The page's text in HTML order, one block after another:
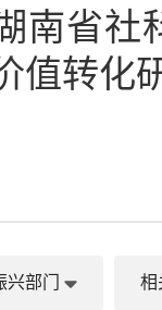
省社科
值转化
兴部门 相